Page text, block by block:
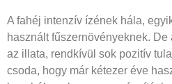
A fahéj intenzív ízének hála,
használt fűszernövényeknek.
az illata, rendkívül sok pozitív
csoda, hogy már kétezer éve